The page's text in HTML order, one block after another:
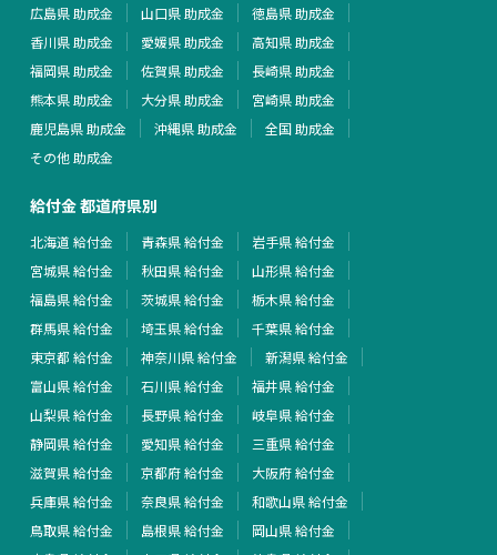
広島県 助成金
山口県 助成金
徳島県 助成金
香川県 助成金
愛媛県 助成金
高知県 助成金
福岡県 助成金
佐賀県 助成金
長崎県 助成金
熊本県 助成金
大分県 助成金
宮崎県 助成金
鹿児島県 助成金
沖縄県 助成金
全国 助成金
その他 助成金
給付金 都道府県別
北海道 給付金 青森県 給付金
岩手県 給付金
宮城県 給付金
秋田県 給付金
山形県 給付金
福島県 給付金
茨城県 給付金
栃木県 給付金
群馬県 給付金
埼玉県 給付金
千葉県 給付金
東京都 給付金
神奈川県 給付金
新潟県 給付金
富山県 給付金
石川県 給付金
福井県 給付金
山梨県 給付金
長野県 給付金
岐阜県 給付金
静岡県 給付金
愛知県 給付金
三重県 給付金
滋賀県 給付金
京都府 給付金
大阪府 給付金
兵庫県 給付金
奈良県 給付金
和歌山県 給付金
鳥取県 給付金
島根県 給付金
岡山県 給付金